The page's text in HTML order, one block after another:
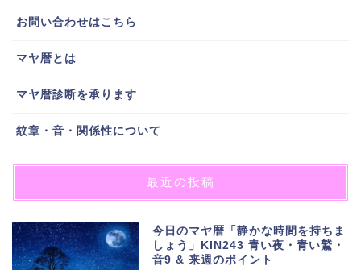
お問い合わせはこちら
マヤ暦とは
マヤ暦診断を承ります
紋章・音・関係性について
最近の投稿
今日のマヤ暦「静かな時間を持ちま
しょう」KIN243 青い夜・青い鷲・
音9 & 来週のポイント